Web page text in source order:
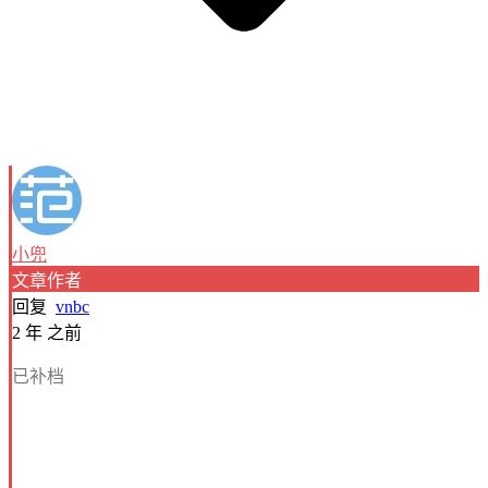
小兜
文章作者
回复 vnbc
2 年 之前
已补档